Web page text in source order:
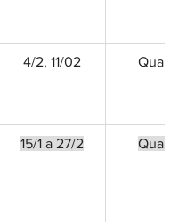
4/2, 11/02
15/1 a 27/2